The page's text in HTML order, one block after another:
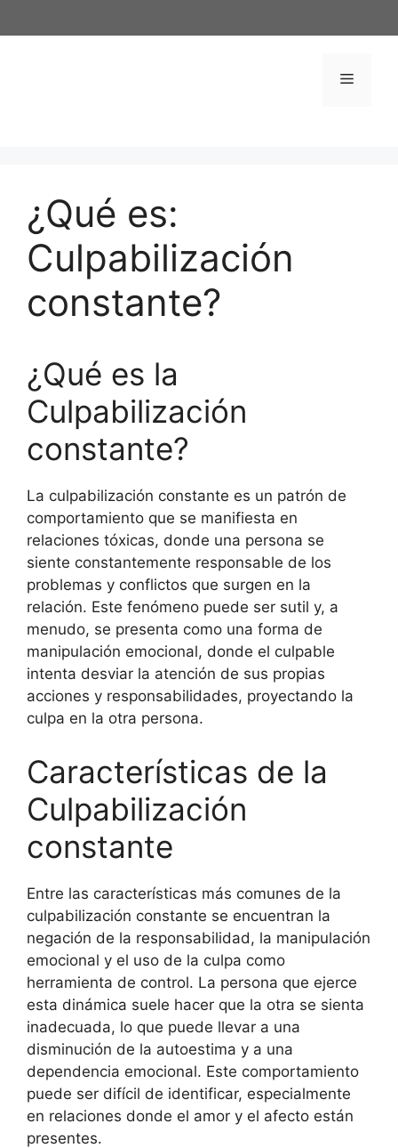
al
Menú
¿Qué es:
Culpabilización
constante?
¿Qué es la
Culpabilización
constante?
La culpabilización constante es un patrón de
comportamiento que se manifiesta en
relaciones tóxicas, donde una persona se
siente constantemente responsable de los
problemas y conflictos que surgen en la
relación. Este fenómeno puede ser sutil y, a
menudo, se presenta como una forma de
manipulación emocional, donde el culpable
intenta desviar la atención de sus propias
acciones y responsabilidades, proyectando la
culpa en la otra persona.
Características de la
Culpabilización
constante
Entre las características más comunes de la
culpabilización constante se encuentran la
negación de la responsabilidad, la manipulación
emocional y el uso de la culpa como
herramienta de control. La persona que ejerce
esta dinámica suele hacer que la otra se sienta
inadecuada, lo que puede llevar a una
disminución de la autoestima y a una
dependencia emocional. Este comportamiento
puede ser difícil de identificar, especialmente
en relaciones donde el amor y el afecto están
presentes.